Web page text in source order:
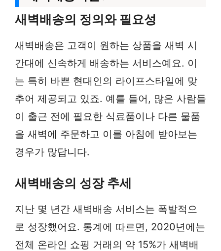
새벽배송의 정의와 필요성
새벽배송은 고객이 원하는 상품을 새벽 시
간대에 신속하게 배송하는 서비스예요. 이
는 특히 바쁜 현대인의 라이프스타일에 맞
추어 제공되고 있죠. 예를 들어, 많은 사람들
이 출근 전에 필요한 식료품이나 다른 물품
을 새벽에 주문하고 이를 아침에 받아보는
경우가 많답니다.
새벽배송의 성장 추세
지난 몇 년간 새벽배송 서비스는 폭발적으
로 성장했어요. 통계에 따르면, 2020년에는
전체 온라인 쇼핑 거래의 약 15%가 새벽배